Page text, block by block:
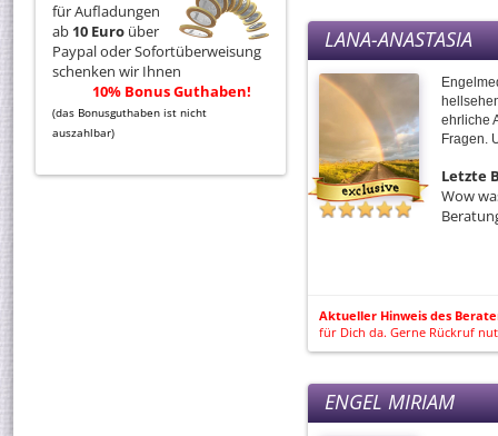
für Aufladungen
ab 10 Euro über
Paypal oder Sofortüberweisung
schenken wir Ihnen
10% Bonus Guthaben!
(das Bonusguthaben ist nicht
auszahlbar)
LANA-ANASTASIA
ehrliche
Fragen.
Letzte
Wow
Aktueller Hinweis des
für Dich da. Gerne Rückruf
ENGEL MIRIAM